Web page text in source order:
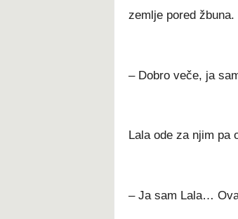
zemlje pored žbuna.
– Dobro veče, ja
Lala ode za njim pa
– Ja sam Lala…